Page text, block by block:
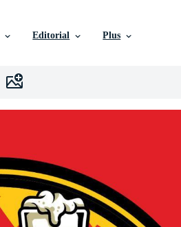
Editorial Plus